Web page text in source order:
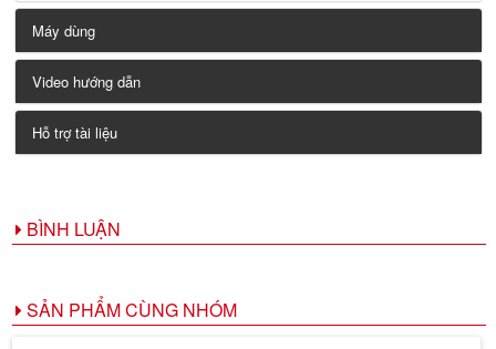
Máy dùng
Video hướng dẫn
Hỗ trợ tài liệu
BÌNH LUẬN
SẢN PHẨM CÙNG NHÓM